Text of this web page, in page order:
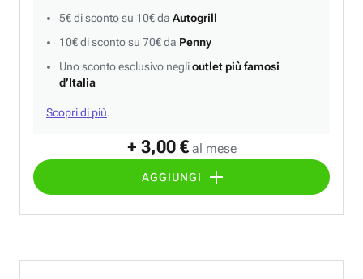
+ 3,00 € al mese
AGGIUNGI
5€ di sconto su 10€ da Autogrill
10€ di sconto su 70€ da Penny
Uno sconto esclusivo neglioutlet più famosi
d’Italia
Scopri di più.